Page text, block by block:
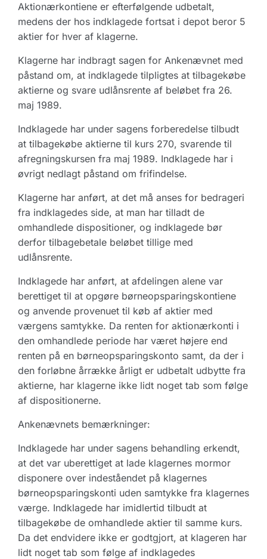
Aktionærkontiene er efterfølgende udbetalt,
medens der hos indklagede fortsat i depot beror 5
aktier for hver af klagerne.
Klagerne har indbragt sagen for Ankenævnet med
påstand om, at indklagede tilpligtes at tilbagekøbe
aktierne og svare udlånsrente af beløbet fra 26.
maj 1989.
Indklagede har under sagens forberedelse tilbudt
at tilbagekøbe aktierne til kurs 270, svarende til
afregningskursen fra maj 1989. Indklagede har i
øvrigt nedlagt påstand om frifindelse.
Klagerne har anført, at det må anses for bedrageri
fra indklagedes side, at man har tilladt de
omhandlede dispositioner, og indklagede bør
derfor tilbagebetale beløbet tillige med
udlånsrente.
Indklagede har anført, at afdelingen alene var
berettiget til at opgøre børneopsparingskontiene
og anvende provenuet til køb af aktier med
værgens samtykke. Da renten for aktionærkonti i
den omhandlede periode har været højere end
renten på en børneopsparingskonto samt, da der i
den forløbne årrække årligt er udbetalt udbytte fra
aktierne, har klagerne ikke lidt noget tab som følge
af dispositionerne.
Ankenævnets bemærkninger:
Indklagede har under sagens behandling erkendt,
at det var uberettiget at lade klagernes mormor
disponere over indeståendet på klagernes
børneopsparingskonti uden samtykke fra klagernes
værge. Indklagede har imidlertid tilbudt at
tilbagekøbe de omhandlede aktier til samme kurs.
Da det endvidere ikke er godtgjort, at klageren har
lidt noget tab som følge af indklagedes